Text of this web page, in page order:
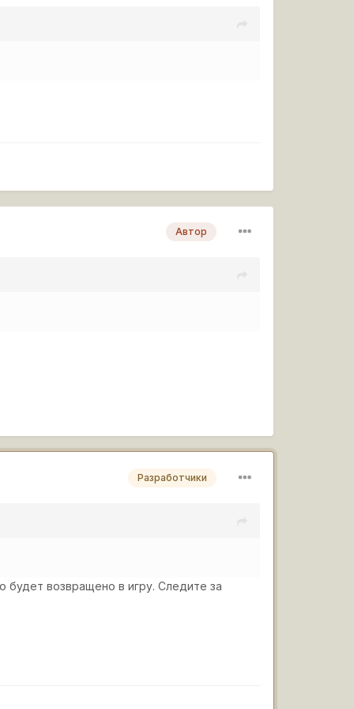
Автор
Разработчики
возвращено в игру. Следите за